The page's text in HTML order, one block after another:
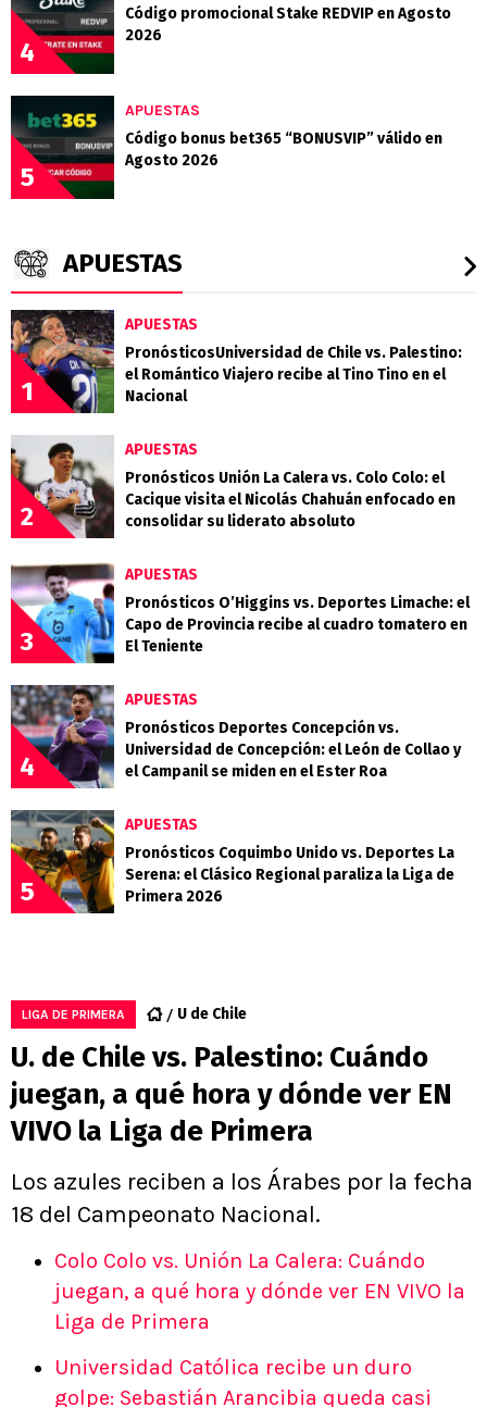
4
Código promocional Stake REDVIP en Agosto
2026
5
APUESTAS
Código bonus bet365 “BONUSVIP” válido en
Agosto 2026
APUESTAS
1
APUESTAS
PronósticosUniversidad de Chile vs. Palestino:
el Romántico Viajero recibe al Tino Tino en el
Nacional
2
APUESTAS
Pronósticos Unión La Calera vs. Colo Colo: el
Cacique visita el Nicolás Chahuán enfocado en
consolidar su liderato absoluto
3
APUESTAS
Pronósticos O’Higgins vs. Deportes Limache: el
Capo de Provincia recibe al cuadro tomatero en
El Teniente
4
APUESTAS
Pronósticos Deportes Concepción vs.
Universidad de Concepción: el León de Collao y
el Campanil se miden en el Ester Roa
5
APUESTAS
Pronósticos Coquimbo Unido vs. Deportes La
Serena: el Clásico Regional paraliza la Liga de
Primera 2026
LIGA DE PRIMERA U de Chile
U. de Chile vs. Palestino: Cuándo
juegan, a qué hora y dónde ver EN
VIVO la Liga de Primera
Los azules reciben a los Árabes por la fecha
18 del Campeonato Nacional.
Colo Colo vs. Unión La Calera: Cuándo
juegan, a qué hora y dónde ver EN VIVO la
Liga de Primera
Universidad Católica recibe un duro
golpe: Sebastián Arancibia queda casi